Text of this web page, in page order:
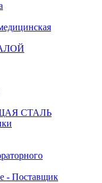
СТАЛЬ
- Поставщик